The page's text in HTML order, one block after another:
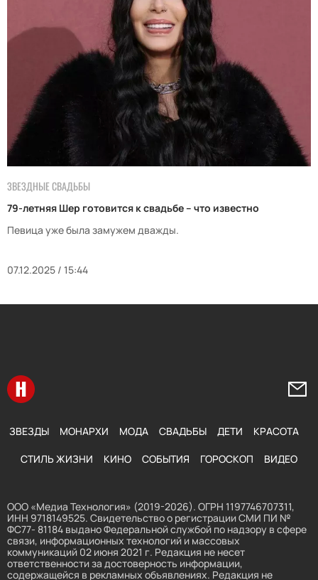
ЗВЕЗДНЫЕ СВАДЬБЫ
79-летняя Шер готовится к свадьбе – что известно
Певица уже была замужем дважды.
07.12.2025 / 15:44
Перейти на главную
ЗВЕЗДЫ МОНАРХИ МОДА СВАДЬБЫ ДЕТИ КРАСОТА
СТИЛЬ ЖИЗНИ КИНО СОБЫТИЯ ГОРОСКОП ВИДЕО
ООО «Медиа Технология» (2019-2026). ОГРН 1197746707311,
ИНН 9718149525. Свидетельство о регистрации СМИ ПИ №
ФС77- 81184 выдано Федеральной службой по надзору в сфере
связи, информационных технологий и массовых
коммуникаций 02 июня 2021 г. Редакция не несет
ответственности за достоверность информации,
содержащейся в рекламных объявлениях. Редакция не